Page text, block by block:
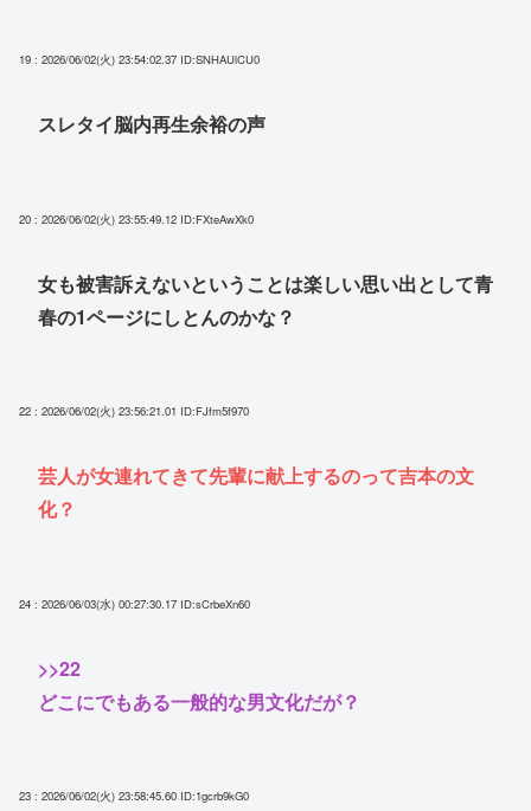
19 : 2026/06/02(火) 23:54:02.37 ID:SNHAUlCU0
スレタイ脳内再生余裕の声
20 : 2026/06/02(火) 23:55:49.12 ID:FXteAwXk0
女も被害訴えないということは楽しい思い出として青
春の1ページにしとんのかな？
22 : 2026/06/02(火) 23:56:21.01 ID:FJfm5f970
芸人が女連れてきて先輩に献上するのって吉本の文
化？
24 : 2026/06/03(水) 00:27:30.17 ID:sCrbeXn60
>>22
どこにでもある一般的な男文化だが？
23 : 2026/06/02(火) 23:58:45.60 ID:1gcrb9kG0